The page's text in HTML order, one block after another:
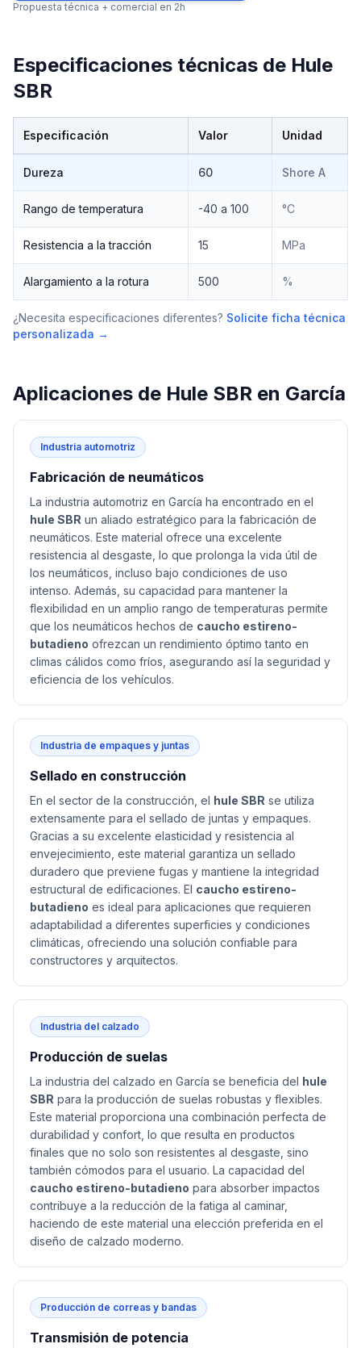
Propuesta técnica + comercial en 2h
Especificaciones técnicas de Hule
SBR
Especificación Valor Unidad
Dureza 60 Shore A
Rango de temperatura -40 a 100 °C
Resistencia a la tracción 15 MPa
Alargamiento a la rotura 500 %
¿Necesita especificaciones diferentes? Solicite ficha técnica
personalizada →
Aplicaciones de Hule SBR en García
Industria automotriz
Fabricación de neumáticos
La industria automotriz en García ha encontrado en el
hule SBR un aliado estratégico para la fabricación de
neumáticos. Este material ofrece una excelente
resistencia al desgaste, lo que prolonga la vida útil de
los neumáticos, incluso bajo condiciones de uso
intenso. Además, su capacidad para mantener la
flexibilidad en un amplio rango de temperaturas permite
que los neumáticos hechos de caucho estireno-
butadieno ofrezcan un rendimiento óptimo tanto en
climas cálidos como fríos, asegurando así la seguridad y
eficiencia de los vehículos.
Industria de empaques y juntas
Sellado en construcción
En el sector de la construcción, el hule SBR se utiliza
extensamente para el sellado de juntas y empaques.
Gracias a su excelente elasticidad y resistencia al
envejecimiento, este material garantiza un sellado
duradero que previene fugas y mantiene la integridad
estructural de edificaciones. El caucho estireno-
butadieno es ideal para aplicaciones que requieren
adaptabilidad a diferentes superficies y condiciones
climáticas, ofreciendo una solución confiable para
constructores y arquitectos.
Industria del calzado
Producción de suelas
La industria del calzado en García se beneficia del hule
SBR para la producción de suelas robustas y flexibles.
Este material proporciona una combinación perfecta de
durabilidad y confort, lo que resulta en productos
finales que no solo son resistentes al desgaste, sino
también cómodos para el usuario. La capacidad del
caucho estireno-butadieno para absorber impactos
contribuye a la reducción de la fatiga al caminar,
haciendo de este material una elección preferida en el
diseño de calzado moderno.
Producción de correas y bandas
Transmisión de potencia